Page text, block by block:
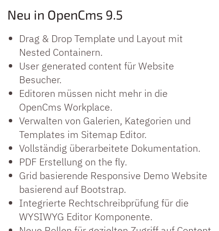
Neu in OpenCms 9.5
Drag & Drop Template und Layout mit
Nested Containern.
User generated content für Website
Besucher.
Editoren müssen nicht mehr in die
OpenCms Workplace.
Verwalten von Galerien, Kategorien und
Templates im Sitemap Editor.
Vollständig überarbeitete Dokumentation.
PDF Erstellung on the fly.
Grid basierende Responsive Demo Website
basierend auf Bootstrap.
Integrierte Rechtschreibprüfung für die
WYSIWYG Editor Komponente.